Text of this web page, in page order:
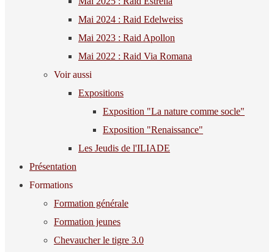
Mai 2024 : Raid Edelweiss
Mai 2023 : Raid Apollon
Mai 2022 : Raid Via Romana
Voir aussi
Expositions
Exposition "La nature comme socle"
Exposition "Renaissance"
Les Jeudis de l'ILIADE
Présentation
Formations
Formation générale
Formation jeunes
Chevaucher le tigre 3.0